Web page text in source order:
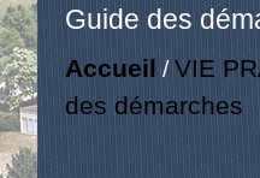
Guide des
Accueil /VIE
des démarches